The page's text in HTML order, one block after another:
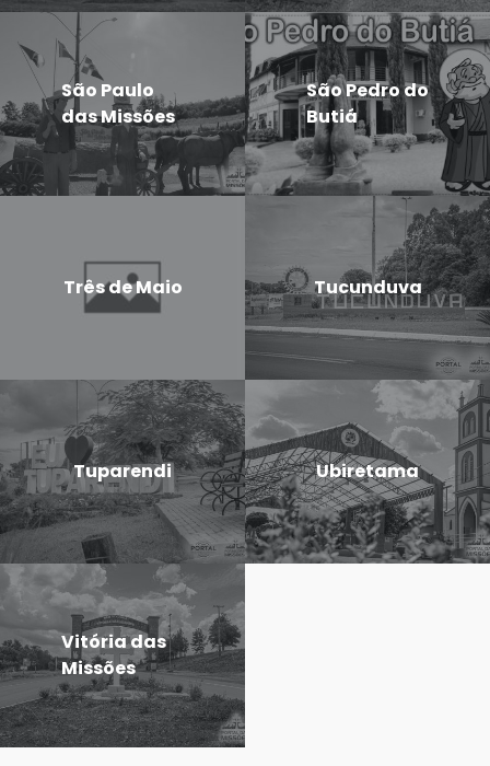
São Paulo
das Missões
São Pedro do
Butiá
Três de Maio Tucunduva
Tuparendi Ubiretama
Vitória das
Missões